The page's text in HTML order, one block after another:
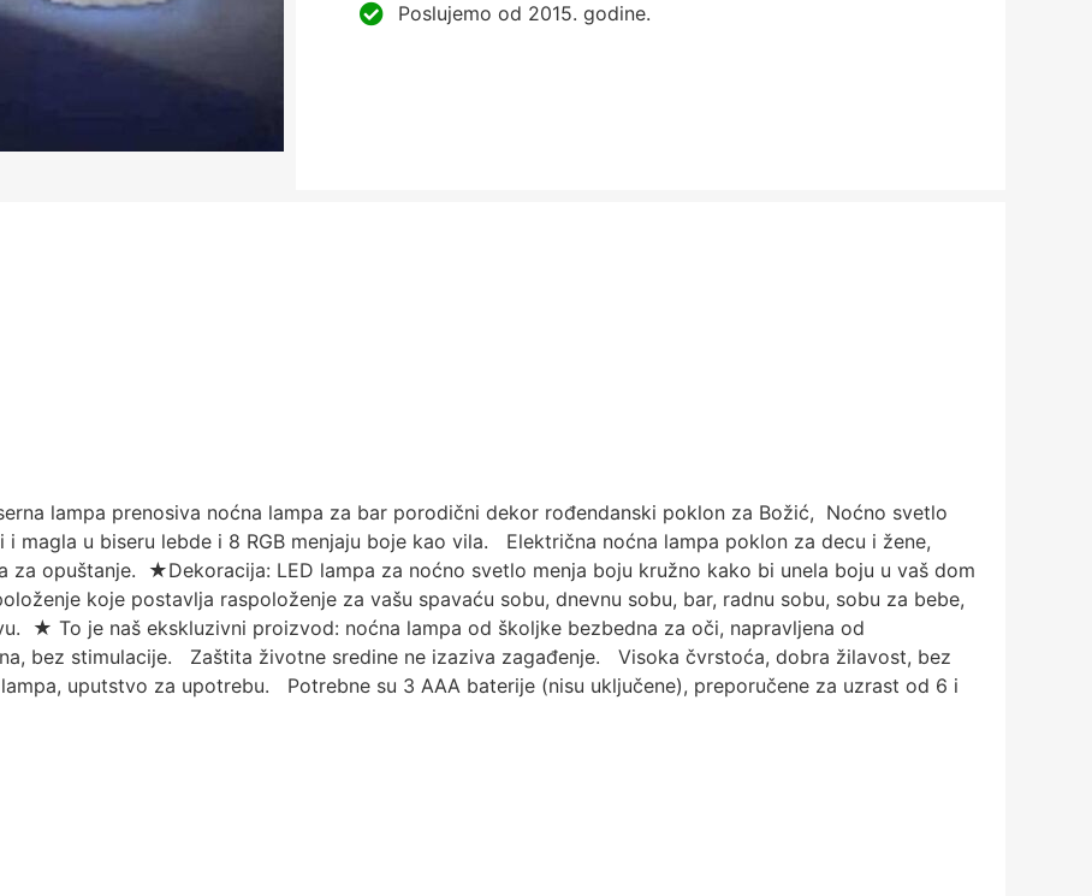
Poslujemo od 2015. godine.
lampa prenosiva noćna lampa za bar porodični dekor rođendanski poklon za Božić, Noćno svetlo
magla u biseru lebde i 8 RGB menjaju boje kao vila. Električna noćna lampa poklon za decu i žene,
za opuštanje. ★Dekoracija: LED lampa za noćno svetlo menja boju kružno kako bi unela boju u vaš dom
koje postavlja raspoloženje za vašu spavaću sobu, dnevnu sobu, bar, radnu sobu, sobu za bebe,
★ To je naš ekskluzivni proizvod: noćna lampa od školjke bezbedna za oči, napravljena od
bez stimulacije. Zaštita životne sredine ne izaziva zagađenje. Visoka čvrstoća, dobra žilavost, bez
uputstvo za upotrebu. Potrebne su 3 AAA baterije (nisu uključene), preporučene za uzrast od 6 i